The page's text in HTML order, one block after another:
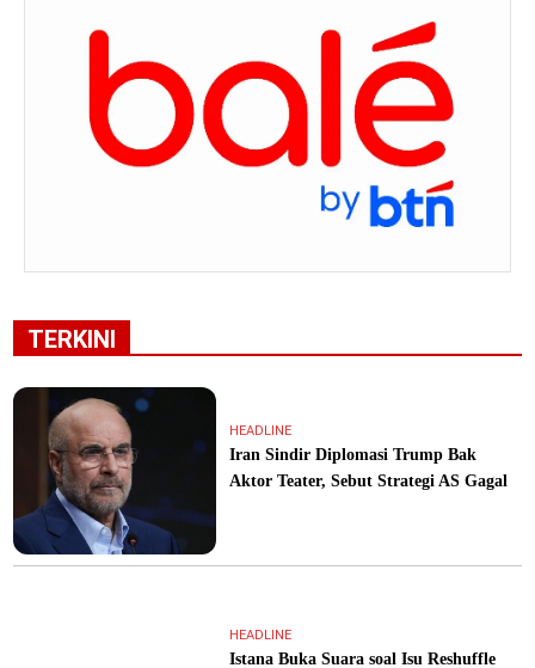
TERKINI
HEADLINE
Iran Sindir Diplomasi Trump Bak
Aktor Teater, Sebut Strategi AS Gagal
HEADLINE
Istana Buka Suara soal Isu Reshuffle